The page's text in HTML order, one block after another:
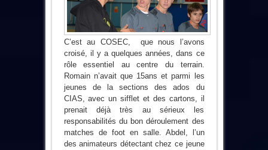
C’est au COSEC, que nous l’avons
croisé, il y a quelques années,dans ce
rôle essentiel au centre du terrain.
Romain n’avait que 15ans et parmi les
jeunes de la sections des ados du
CIAS, avec un sifflet et des cartons, il
prenait déjà très au sérieux les
responsabilités du bon déroulement des
matches de foot en salle. Abdel, l’un
des animateurs détectant chez ce jeune